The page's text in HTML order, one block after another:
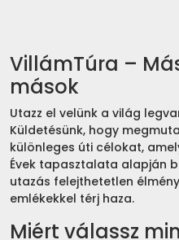
VillámTúra –
mások
Utazz el velünk a világ
Küldetésünk, hogy
különleges úti célokat,
Évek tapasztalata alapján
utazás felejthetetlen
emlékekkel térj haza.
Miért válassz